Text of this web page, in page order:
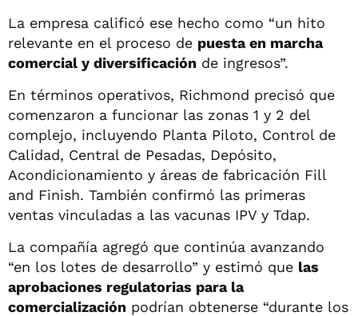
La empresa calificó ese hecho como “un hito
relevante en el proceso de puesta en marcha
comercial y diversificación de ingresos”.
En términos operativos, Richmond precisó que
comenzaron a funcionar las zonas 1 y 2 del
complejo, incluyendo Planta Piloto, Control de
Calidad, Central de Pesadas, Depósito,
Acondicionamiento y áreas de fabricación Fill
and Finish. También confirmó las primeras
ventas vinculadas a las vacunas IPV y Tdap.
La compañía agregó que continúa avanzando
“en los lotes de desarrollo” y estimó que las
aprobaciones regulatorias para la
comercialización podrían obtenerse “durante los